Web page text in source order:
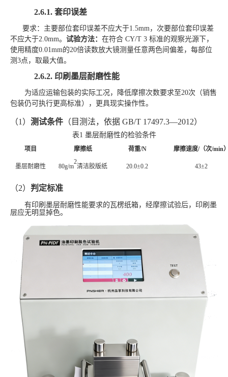
2.6.1. 套印误差
要求：主要部位套印误差不应大于1.5mm，次要部位套印误差
不应大于2.0mm。 试验方法： 在符合 CY/T 3 标准的观察光源下，
使用精度0.01mm的20倍读数放大镜测量任意两色间偏差，每部位
测3点，取最大值。
2.6.2. 印刷 墨层耐磨性能
为适应运输包装的实际工况，降低摩擦次数要求至20次（销售
包装仍可执行更高标准），更具现实操作性。
（1） 测试条件 （目测法，依据 GB/T 17497.3—2012）
表1 墨层耐磨性的检验条件
项目 摩擦纸 荷重/N 摩擦速度/（次/min
墨层耐磨性 80g/m
2
清洁胶版纸 20.0±0.2 43±2
（2） 判定标准
有印刷墨层耐磨性能要求的瓦楞纸箱，经摩擦试验后，印刷墨
层应无明显掉色。